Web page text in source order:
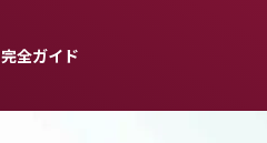
完全ガイド